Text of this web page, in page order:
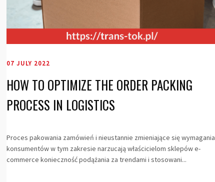
07 JULY 2022
HOW TO OPTIMIZE THE ORDER PACKING
PROCESS IN LOGISTICS
Proces pakowania zamówień i nieustannie zmieniające się wymagania
konsumentów w tym zakresie narzucają właścicielom sklepów e-
commerce konieczność podążania za trendami i stosowani...